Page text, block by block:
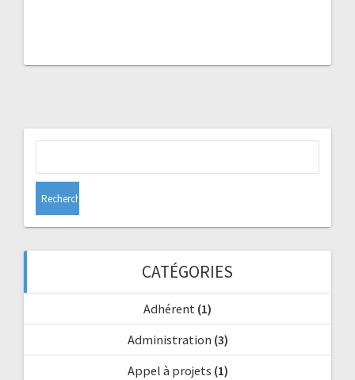
CATÉGORIES
Adhérent (1)
Administration (3)
Appel à projets (1)